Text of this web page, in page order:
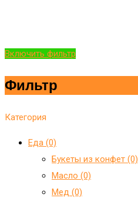
Включить фильтр
Фильтр
Категория
Еда (0)
Букеты из конфет (0)
Масло (0)
Мед (0)